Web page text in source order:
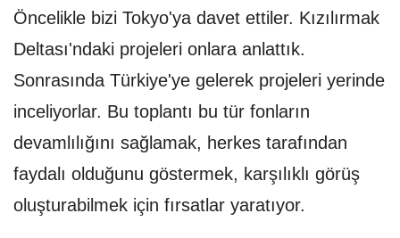
Öncelikle bizi Tokyo'ya davet ettiler. Kızılırmak
Deltası'ndaki projeleri onlara anlattık.
Sonrasında Türkiye'ye gelerek projeleri yerinde
inceliyorlar. Bu toplantı bu tür fonların
devamlılığını sağlamak, herkes tarafından
faydalı olduğunu göstermek, karşılıklı görüş
oluşturabilmek için fırsatlar yaratıyor.